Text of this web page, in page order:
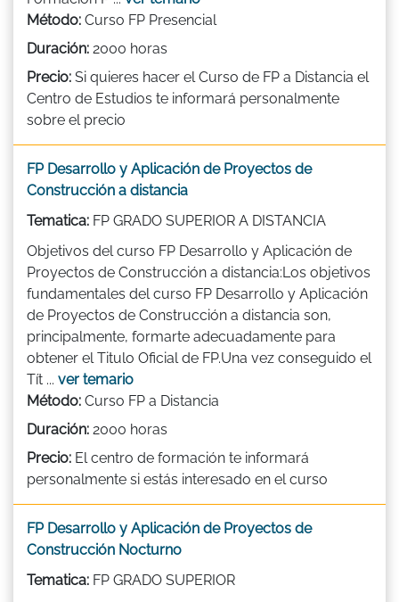
Método: Curso FP Presencial
Duración: 2000 horas
Precio: Si quieres hacer el Curso de FP a Distancia el
Centro de Estudios te informará personalmente
sobre el precio
FP Desarrollo y Aplicación de Proyectos de
Construcción a distancia
Tematica: FP GRADO SUPERIOR A DISTANCIA
Objetivos del curso FP Desarrollo y Aplicación de
Proyectos de Construcción a distancia:Los objetivos
fundamentales del curso FP Desarrollo y Aplicación
de Proyectos de Construcción a distancia son,
principalmente, formarte adecuadamente para
obtener el Titulo Oficial de FP.Una vez conseguido el
Tít ... ver temario
Método: Curso FP a Distancia
Duración: 2000 horas
Precio: El centro de formación te informará
personalmente si estás interesado en el curso
FP Desarrollo y Aplicación de Proyectos de
Construcción Nocturno
Tematica: FP GRADO SUPERIOR